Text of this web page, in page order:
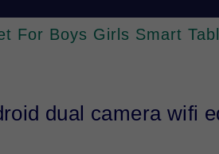
For Boys Girls Smart
dual camera wifi